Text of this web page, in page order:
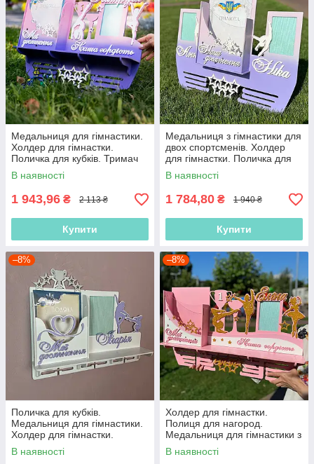
Медальниця для гімнастики.
Холдер для гімнастки.
Поличка для кубків. Тримач
медалей з гімнастики
В наявності
1 943,96 ₴ 2 113 ₴
Купити
Медальниця з гімнастики для
двох спортсменів. Холдер
для гімнастки. Поличка для
кубків
В наявності
1 784,80 ₴ 1 940 ₴
Купити
–8%
Поличка для кубків.
Медальниця для гімнастики.
Холдер для гімнастки.
Тримач медалей з гімнастики
В наявності
–8%
Холдер для гімнастки.
Полиця для нагород.
Медальниця для гімнастики з
поличкою для кубків.
Медальниця на замовлення
В наявності